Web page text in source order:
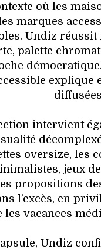
où les
marques
Undiz
palette
explique
intervient
oversize, les
jeux
propositions
l’excès, en
les vacances
Undiz